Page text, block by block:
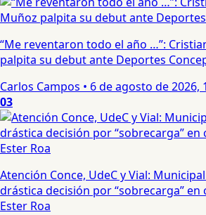
“Me reventaron todo el año …”:
palpita su debut ante Deportes
Carlos Campos • 6 de agosto de 2026,
03
Atención Conce, UdeC y Vial:
drástica decisión por “sobrecarga” en
Ester Roa